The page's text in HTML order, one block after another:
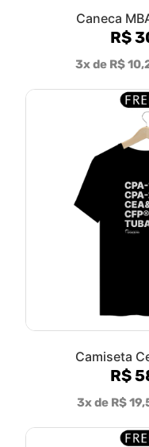
Caneca
R$
3x de R$
Camiseta
R$
3x de R$